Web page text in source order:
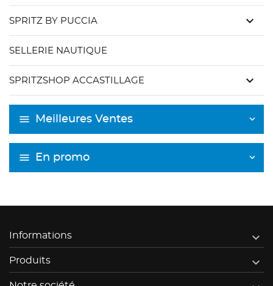
SPRITZ BY PUCCIA keyboard_arrow_down
SELLERIE NAUTIQUE
SPRITZSHOP ACCASTILLAGE keyboard_arrow_down
Meilleures Ventes
En promo
Informations 
Produits 